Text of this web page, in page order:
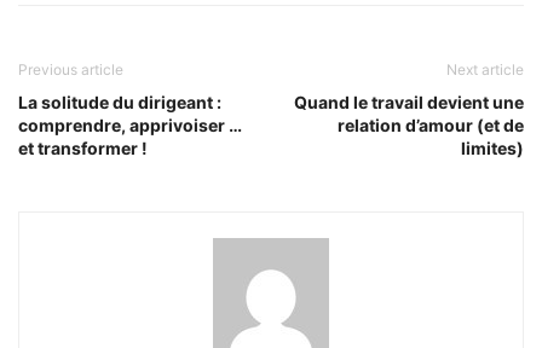
Previous article
La solitude du dirigeant :
comprendre, apprivoiser …
et transformer !
Next article
Quand le travail devient une
relation d’amour (et de
limites)